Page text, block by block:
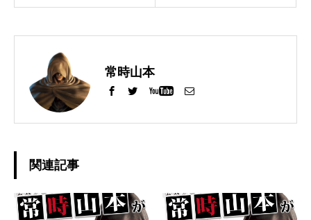
常時山本
関連記事